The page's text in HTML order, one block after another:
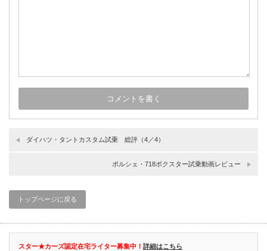
ダイハツ・タントカスタム試乗 総評（4／4）
ポルシェ・718ボクスター試乗動画レビュー
トップページに戻る
スター★カーズ認定在宅ライター募集中！ 詳細はこちら